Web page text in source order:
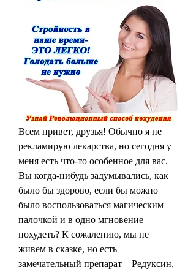
Всем привет, друзья! Обычно я не
рекламирую лекарства, но сегодня у
меня есть что-то особенное для вас.
Вы когда-нибудь задумывались, как
было бы здорово, если бы можно
было воспользоваться магическим
палочкой и в одно мгновение
похудеть? К сожалению, мы не
живем в сказке, но есть
замечательный препарат – Редуксин,